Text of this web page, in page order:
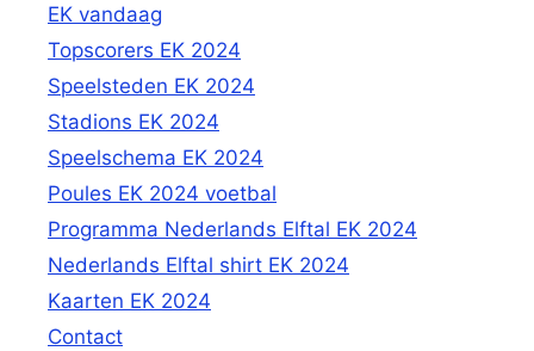
EK vandaag
Topscorers EK 2024
Speelsteden EK 2024
Stadions EK 2024
Speelschema EK 2024
Poules EK 2024 voetbal
Programma Nederlands Elftal EK 2024
Nederlands Elftal shirt EK 2024
Kaarten EK 2024
Contact